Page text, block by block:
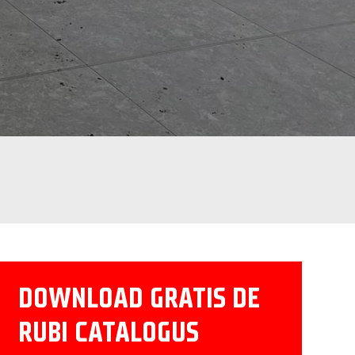
DOWNLOAD GRATIS DE
RUBI CATALOGUS